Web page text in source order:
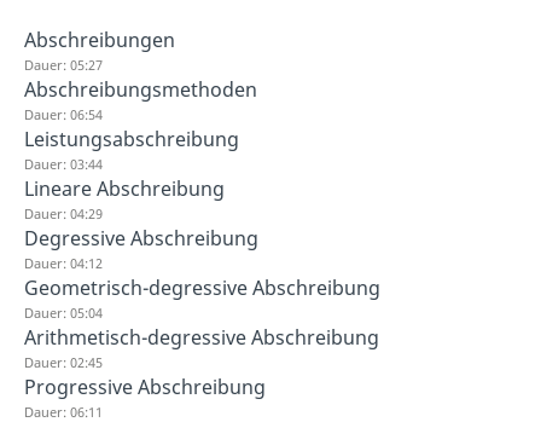
Abschreibungen
Dauer: 05:27
Abschreibungsmethoden
Dauer: 06:54
Leistungsabschreibung
Dauer: 03:44
Lineare Abschreibung
Dauer: 04:29
Degressive Abschreibung
Dauer: 04:12
Geometrisch-degressive Abschreibung
Dauer: 05:04
Arithmetisch-degressive Abschreibung
Dauer: 02:45
Progressive Abschreibung
Dauer: 06:11